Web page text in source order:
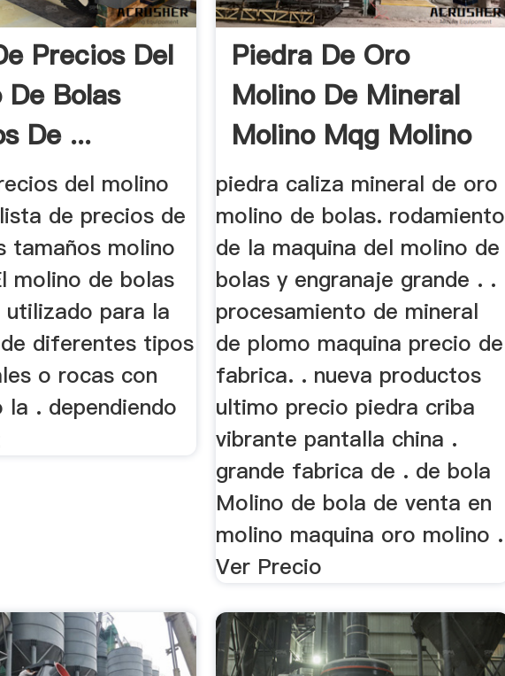
Precios Del
De Bolas
De ...
del molino
de precios de
tamaños molino
molino de bolas
utilizado para la
diferentes tipos
o rocas con
la . dependiendo
Piedra De Oro
Molino De Mineral
Molino Mqg Molino
De Bolas
piedra caliza mineral de oro
molino de bolas. rodamiento
de la maquina del molino de
bolas y engranaje grande . .
procesamiento de mineral
de plomo maquina precio de
fabrica. . nueva productos
ultimo precio piedra criba
vibrante pantalla china .
grande fabrica de . de bola
Molino de bola de venta en
molino maquina oro molino .
Ver Precio